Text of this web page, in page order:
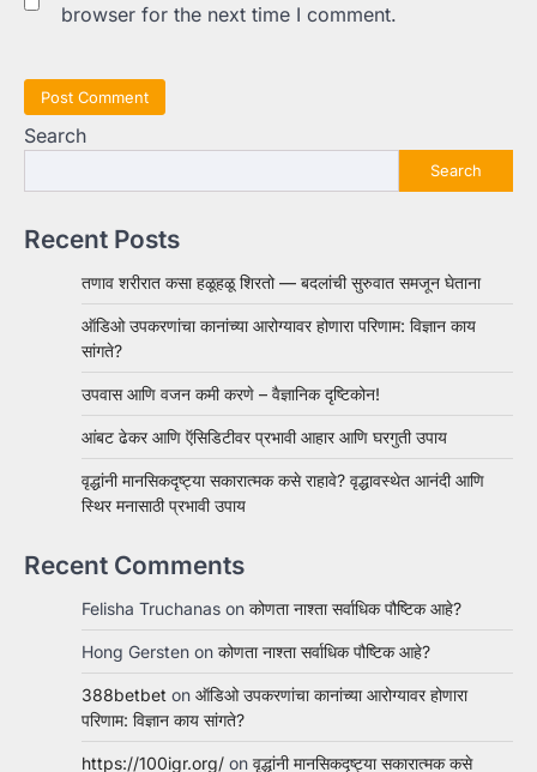
browser for the next time I comment.
Search
Search
Recent Posts
तणाव शरीरात कसा हळूहळू शिरतो — बदलांची सुरुवात समजून घेताना
ऑडिओ उपकरणांचा कानांच्या आरोग्यावर होणारा परिणाम: विज्ञान काय
सांगते?
उपवास आणि वजन कमी करणे – वैज्ञानिक दृष्टिकोन!
आंबट ढेकर आणि ऍसिडिटीवर प्रभावी आहार आणि घरगुती उपाय
वृद्धांनी मानसिकदृष्ट्या सकारात्मक कसे राहावे? वृद्धावस्थेत आनंदी आणि
स्थिर मनासाठी प्रभावी उपाय
Recent Comments
Felisha Truchanas on कोणता नाश्ता सर्वाधिक पौष्टिक आहे?
Hong Gersten on कोणता नाश्ता सर्वाधिक पौष्टिक आहे?
388betbet on ऑडिओ उपकरणांचा कानांच्या आरोग्यावर होणारा
परिणाम: विज्ञान काय सांगते?
https://100igr.org/ on वृद्धांनी मानसिकदृष्ट्या सकारात्मक कसे